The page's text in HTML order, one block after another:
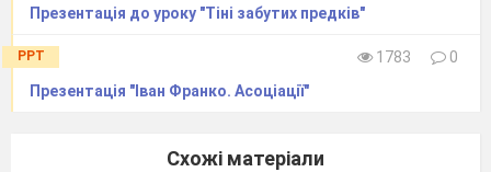
Презентація до уроку "Тіні забутих предків"
PPT 1783
0
Презентація "Іван Франко. Асоціації"
Схожі матеріали